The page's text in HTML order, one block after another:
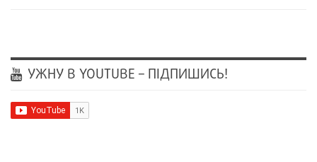
УЖНУ В YOUTUBE – ПІДПИШИСЬ!